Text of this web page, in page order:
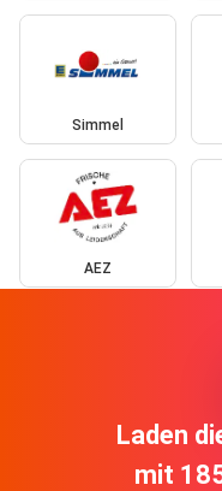
Simmel
AEZ
Laden
mit